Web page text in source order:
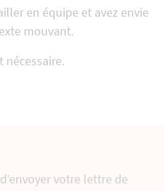
en équipe et avez envie
mouvant.
nécessaire.
votre lettre de